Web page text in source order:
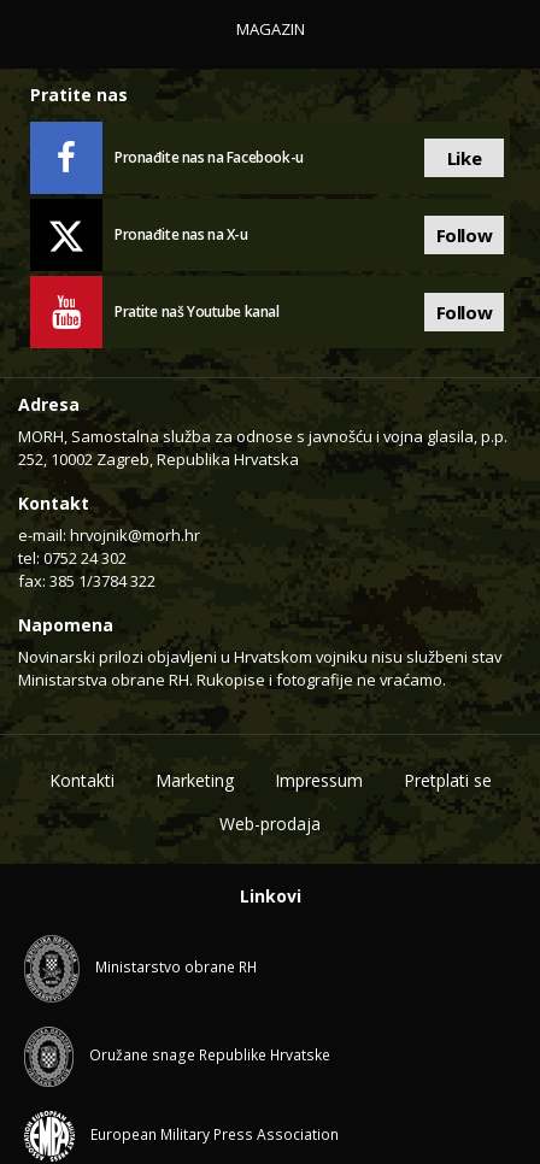
MAGAZIN
Pratite nas
Pronađite nas na Facebook-u Like
Pronađite nas na X-u Follow
Pratite naš Youtube kanal Follow
Adresa
MORH, Samostalna služba za odnose s javnošću i vojna glasila, p.p.
252, 10002 Zagreb, Republika Hrvatska
Kontakt
e-mail: hrvojnik@morh.hr
tel: 0752 24 302
fax: 385 1/3784 322
Napomena
Novinarski prilozi objavljeni u Hrvatskom vojniku nisu službeni stav
Ministarstva obrane RH. Rukopise i fotografije ne vraćamo.
Kontakti Marketing Impressum
Pretplati se
Web-prodaja
Linkovi
Ministarstvo obrane RH
Oružane snage Republike Hrvatske
European Military Press Association